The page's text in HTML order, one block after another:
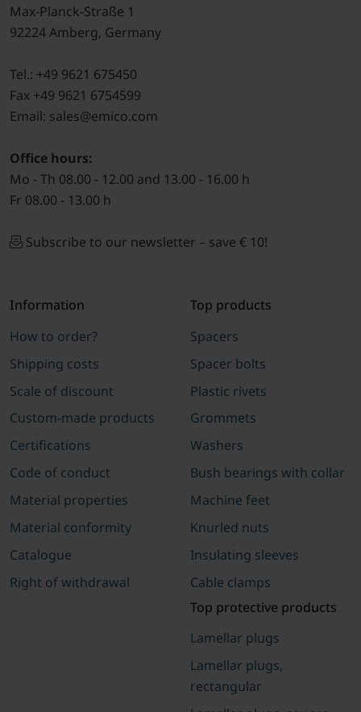
Max-Planck-Straße 1
92224 Amberg, Germany
Tel.: +49 9621 675450
Fax +49 9621 6754599
Email: sales@emico.com
Office hours:
Mo - Th 08.00 - 12.00 and 13.00 - 16.00 h
Fr 08.00 - 13.00 h
Subscribe to our newsletter – save € 10!
Information
How to order?
Shipping costs
Scale of discount
Custom-made products
Certifications
Code of conduct
Material properties
Material conformity
Catalogue
Right of withdrawal
Top products
Spacers
Spacer bolts
Plastic rivets
Grommets
Washers
Bush bearings with collar
Machine feet
Knurled nuts
Insulating sleeves
Cable clamps
Top protective products
Lamellar plugs
Lamellar plugs,
rectangular